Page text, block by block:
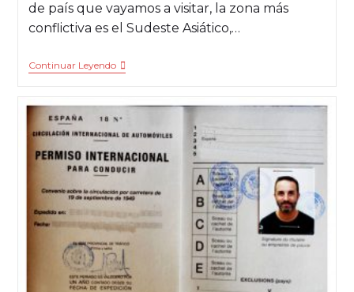
de país que vayamos a visitar, la zona más
conflictiva es el Sudeste Asiático,…
Continuar Leyendo